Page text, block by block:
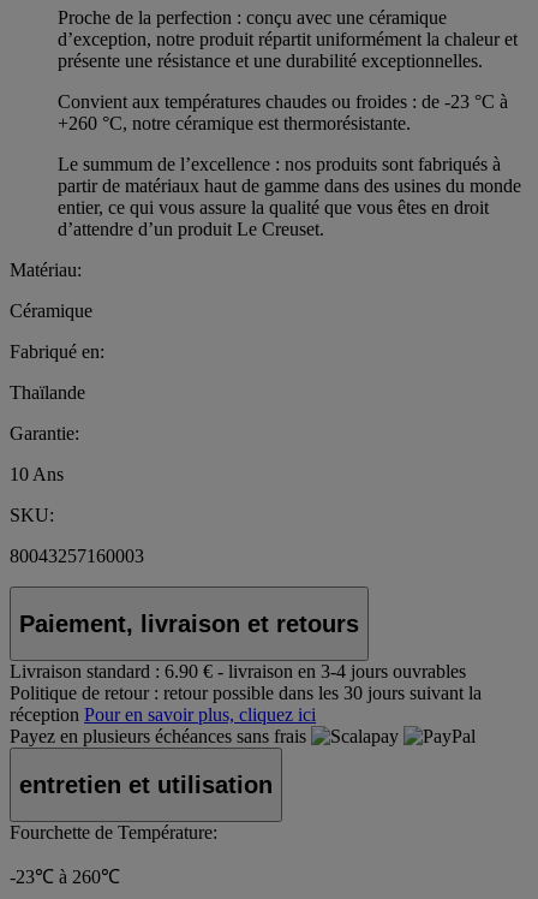
Proche de la perfection : conçu avec une céramique
d’exception, notre produit répartit uniformément la chaleur et
présente une résistance et une durabilité exceptionnelles.
Convient aux températures chaudes ou froides : de -23 °C à
+260 °C, notre céramique est thermorésistante.
Le summum de l’excellence : nos produits sont fabriqués à
partir de matériaux haut de gamme dans des usines du monde
entier, ce qui vous assure la qualité que vous êtes en droit
d’attendre d’un produit Le Creuset.
Matériau:
Céramique
Fabriqué en:
Thaïlande
Garantie:
10 Ans
SKU:
80043257160003
Paiement, livraison et retours
Livraison standard : 6.90 € - livraison en 3-4 jours ouvrables
Politique de retour : retour possible dans les 30 jours suivant la
réception Pour en savoir plus, cliquez ici
Payez en plusieurs échéances sans frais
entretien et utilisation
Fourchette de Température:
-23℃ à 260℃